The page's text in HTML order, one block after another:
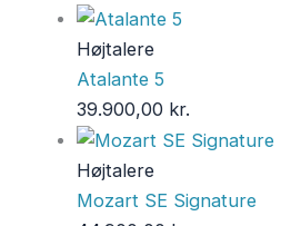
Højtalere
Atalante 5
39.900,00 kr.
Højtalere
Mozart SE Signature